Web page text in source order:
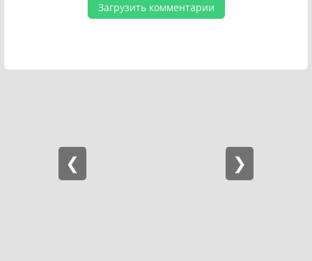
Загрузить комментарии